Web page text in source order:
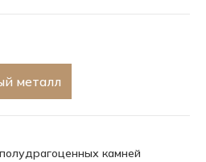
металл
камней